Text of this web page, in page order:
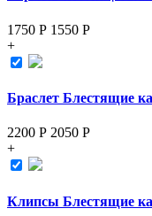
1750 Р 1550 Р
+
Браслет Блестящие
2200 Р 2050 Р
+
Клипсы Блестящие